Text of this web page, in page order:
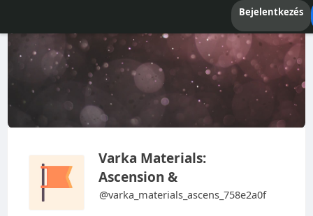
Bejelentkezés
Varka Materials:
Ascension &
@varka_materials_ascens_758e2a0f